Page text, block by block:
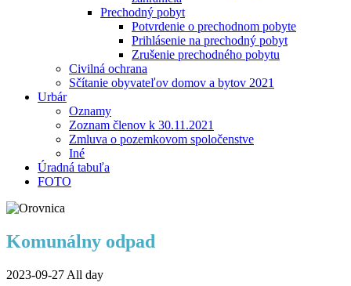
Prechodný pobyt
Potvrdenie o prechodnom pobyte
Prihlásenie na prechodný pobyt
Zrušenie prechodného pobytu
Civilná ochrana
Sčítanie obyvateľov domov a bytov 2021
Urbár
Oznamy
Zoznam členov k 30.11.2021
Zmluva o pozemkovom spoločenstve
Iné
Úradná tabuľa
FOTO
Komunálny odpad
2023-09-27 All day